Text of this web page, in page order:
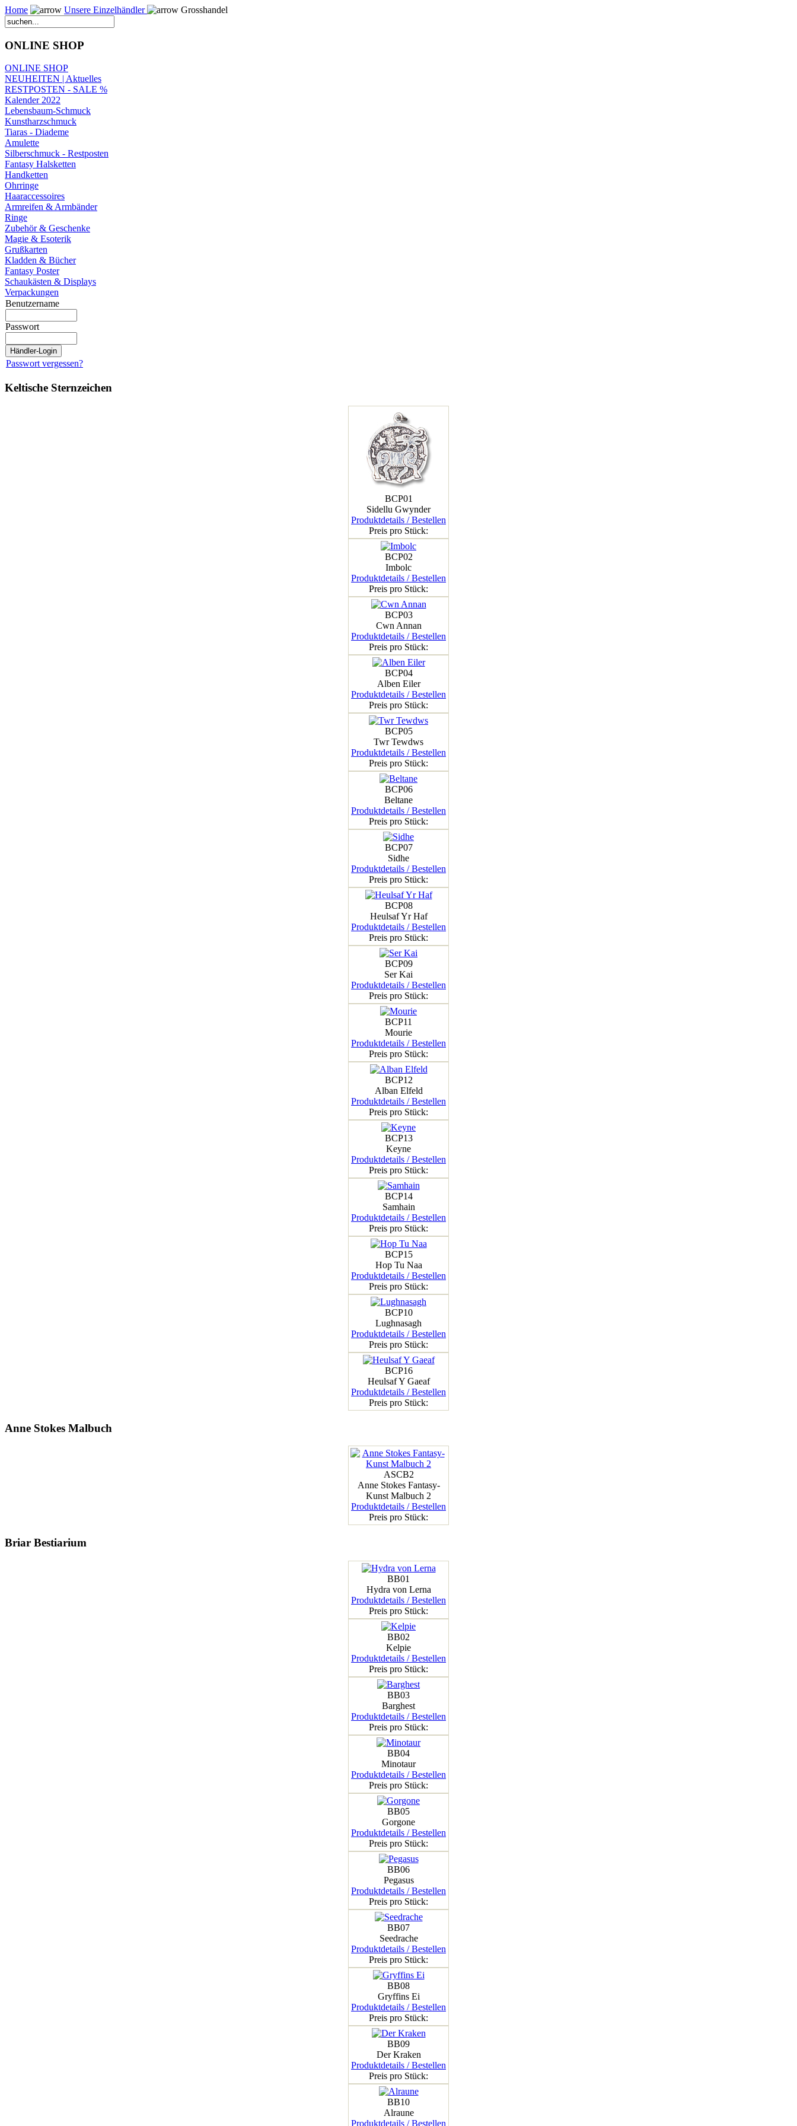
Home Unsere Einzelhändler Grosshandel
ONLINE SHOP
ONLINE SHOP
NEUHEITEN | Aktuelles
RESTPOSTEN - SALE %
Kalender 2022
Lebensbaum-Schmuck
Kunstharzschmuck
Tiaras - Diademe
Amulette
Silberschmuck - Restposten
Fantasy Halsketten
Handketten
Ohrringe
Haaraccessoires
Armreifen & Armbänder
Ringe
Zubehör & Geschenke
Magie & Esoterik
Grußkarten
Kladden & Bücher
Fantasy Poster
Schaukästen & Displays
Verpackungen
Benutzername
Passwort
Passwort vergessen?
Keltische Sternzeichen
BCP01
Sidellu Gwynder
Produktdetails / Bestellen
Preis pro Stück:
BCP02
Imbolc
Produktdetails / Bestellen
Preis pro Stück:
BCP03
Cwn Annan
Produktdetails / Bestellen
Preis pro Stück:
BCP04
Alben Eiler
Produktdetails / Bestellen
Preis pro Stück:
BCP05
Twr Tewdws
Produktdetails / Bestellen
Preis pro Stück:
BCP06
Beltane
Produktdetails / Bestellen
Preis pro Stück:
BCP07
Sidhe
Produktdetails / Bestellen
Preis pro Stück:
BCP08
Heulsaf Yr Haf
Produktdetails / Bestellen
Preis pro Stück:
BCP09
Ser Kai
Produktdetails / Bestellen
Preis pro Stück:
BCP11
Mourie
Produktdetails / Bestellen
Preis pro Stück:
BCP12
Alban Elfeld
Produktdetails / Bestellen
Preis pro Stück:
BCP13
Keyne
Produktdetails / Bestellen
Preis pro Stück:
BCP14
Samhain
Produktdetails / Bestellen
Preis pro Stück:
BCP15
Hop Tu Naa
Produktdetails / Bestellen
Preis pro Stück:
BCP10
Lughnasagh
Produktdetails / Bestellen
Preis pro Stück:
BCP16
Heulsaf Y Gaeaf
Produktdetails / Bestellen
Preis pro Stück:
Anne Stokes Malbuch
ASCB2
Anne Stokes Fantasy-
Kunst Malbuch 2
Produktdetails / Bestellen
Preis pro Stück:
Briar Bestiarium
BB01
Hydra von Lerna
Produktdetails / Bestellen
Preis pro Stück:
BB02
Kelpie
Produktdetails / Bestellen
Preis pro Stück:
BB03
Barghest
Produktdetails / Bestellen
Preis pro Stück:
BB04
Minotaur
Produktdetails / Bestellen
Preis pro Stück:
BB05
Gorgone
Produktdetails / Bestellen
Preis pro Stück:
BB06
Pegasus
Produktdetails / Bestellen
Preis pro Stück:
BB07
Seedrache
Produktdetails / Bestellen
Preis pro Stück:
BB08
Gryffins Ei
Produktdetails / Bestellen
Preis pro Stück:
BB09
Der Kraken
Produktdetails / Bestellen
Preis pro Stück:
BB10
Alraune
Produktdetails / Bestellen